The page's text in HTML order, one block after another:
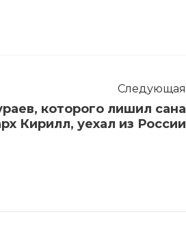
Следующая
которого лишил сана
Кирилл, уехал из России